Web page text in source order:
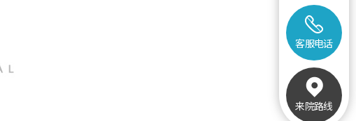
客服电话
来院路线